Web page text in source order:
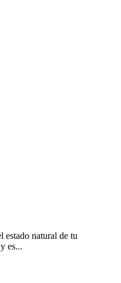
estado natural de tu
es...